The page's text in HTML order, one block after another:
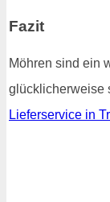
Fazit
Möhren sind ein
glücklicherweise
Lieferservice in